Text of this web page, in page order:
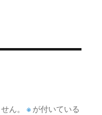
ん。 ※ が付いている